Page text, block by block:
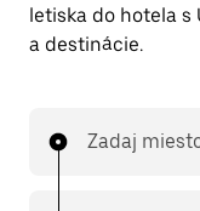
letiska do hotela
a destinácie.
Zadaj